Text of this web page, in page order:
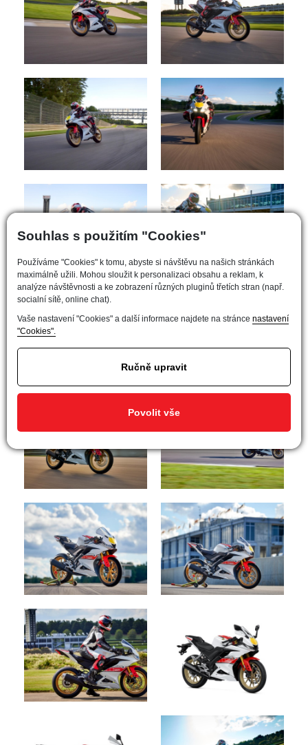
Souhlas s použitím "Cookies"
Používáme "Cookies" k tomu, abyste si návštěvu na našich stránkách
maximálně užili. Mohou sloužit k personalizaci obsahu a reklam, k
analýze návštěvnosti a ke zobrazení různých pluginů třetích stran (např.
socialní sítě, online chat).
Vaše nastavení "Cookies" a další informace najdete na stránce nastavení
"Cookies".
Ručně upravit
Povolit vše